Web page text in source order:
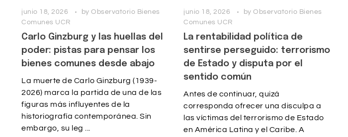
junio 18, 2026 by Observatorio Bienes
Comunes UCR
Carlo Ginzburg y las huellas del
poder: pistas para pensar los
bienes comunes desde abajo
La muerte de Carlo Ginzburg (1939-
2026) marca la partida de una de las
figuras más influyentes de la
historiografía contemporánea. Sin
embargo, su leg ...
junio 18, 2026 by Observatorio Bienes
Comunes UCR
La rentabilidad política de
sentirse perseguido: terrorismo
de Estado y disputa por el
sentido común
Antes de continuar, quizá
corresponda ofrecer una disculpa a
las víctimas del terrorismo de Estado
en América Latina y el Caribe. A